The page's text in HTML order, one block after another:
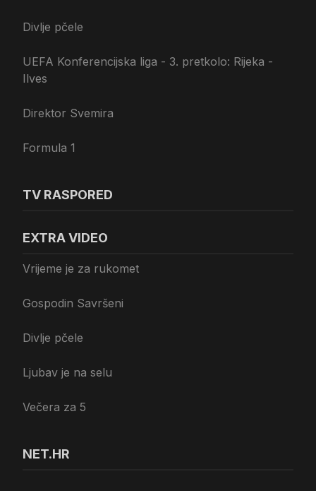
Divlje pčele
UEFA Konferencijska liga - 3. pretkolo: Rijeka -
Ilves
Direktor Svemira
Formula 1
TV RASPORED
EXTRA VIDEO
Vrijeme je za rukomet
Gospodin Savršeni
Divlje pčele
Ljubav je na selu
Večera za 5
NET.HR